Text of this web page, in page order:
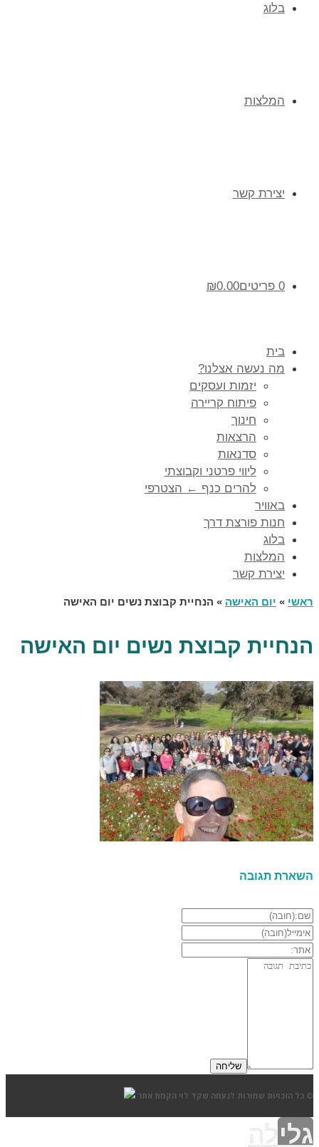
בלוג
המלצות
יצירת קשר
0 פריטים ₪0.00
בית
מה נעשה אצלנו?
יזמות ועסקים
פיתוח קריירה
חינוך
הרצאות
סדנאות
ליווי פרטני וקבוצתי
להרים כנף ← הצטרפי
באוויר
חנות פורצת דרך
בלוג
המלצות
יצירת קשר
ראשי » יום האישה » הנחיית קבוצת נשים יום האישה
הנחיית קבוצת נשים יום האישה
השארת תגובה
© כל הזכויות שמורות לנעמה שקד לוי הקמת אתר
גלילה